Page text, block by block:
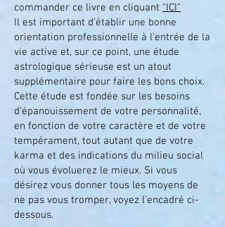
commander ce livre en cliquant "ICI"
Il est important d'établir une bonne
orientation professionnelle à l'entrée de la
vie active et, sur ce point, une étude
astrologique sérieuse est un atout
supplémentaire pour faire les bons choix.
Cette étude est fondée sur les besoins
d'épanouissement de votre personnalité,
en fonction de votre caractère et de votre
tempérament, tout autant que de votre
karma et des indications du milieu social
où vous évoluerez le mieux. Si vous
désirez vous donner tous les moyens de
ne pas vous tromper, voyez l'encadré ci-
dessous.